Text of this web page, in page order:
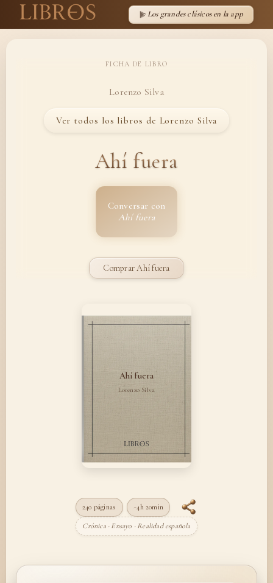
Los grandes clásicos en la app
FICHA DE LIBRO
Lorenzo Silva
Ver todos los libros de Lorenzo Silva
Ahí fuera
Conversar con
Ahí fuera
Comprar Ahí fuera
Ahí fuera
Lorenzo Silva
240 páginas ~4h 20min
Crónica · Ensayo · Realidad española